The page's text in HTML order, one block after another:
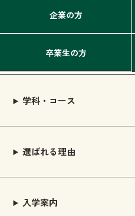
企業の方
卒業生の方
学科・コース
選ばれる理由
入学案内